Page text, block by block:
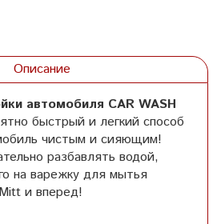
Описание
автомобиля CAR WASH
быстрый и легкий способ
чистым и сияющим!
разбавлять водой,
на варежку для мытья
и вперед!